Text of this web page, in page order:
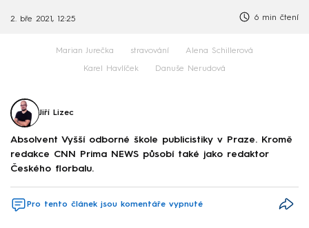
2. bře 2021, 12:25 6 min čtení
Marian Jurečka stravování Alena Schillerová
Karel Havlíček Danuše Nerudová
Jiří Lizec
Absolvent Vyšší odborné škole publicistiky v Praze. Kromě
redakce CNN Prima NEWS působí také jako redaktor
Českého florbalu.
Pro tento článek jsou komentáře vypnuté